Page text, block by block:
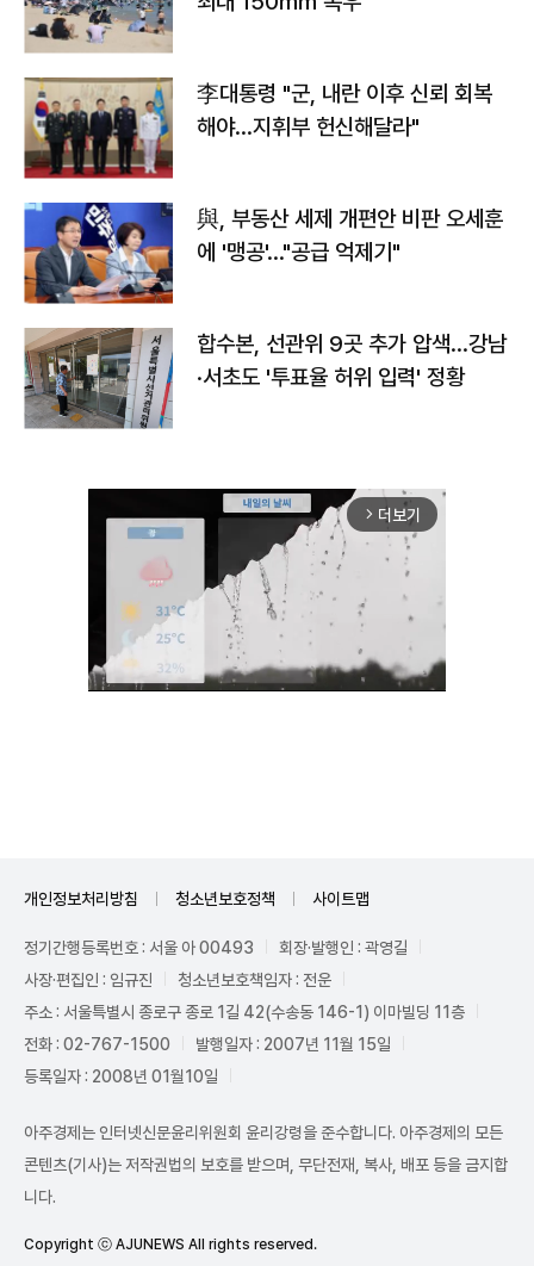
李대통령 "군, 내란 이후 신뢰 회복
해야…지휘부 헌신해달라"
與, 부동산 세제 개편안 비판 오세훈
에 '맹공'…"공급 억제기"
합수본, 선관위 9곳 추가 압색…강남
·서초도 '투표율 허위 입력' 정황
arrow_forward_ios 더보기
개인정보처리방침 청소년보호정책 사이트맵
정기간행등록번호 : 서울 아 00493
회장·발행인 : 곽영길
사장·편집인 : 임규진
청소년보호책임자 : 전운
주소 : 서울특별시 종로구 종로 1길 42(수송동 146-1) 이마빌딩 11층
전화 : 02-767-1500
발행일자 : 2007년 11월 15일
등록일자 : 2008년 01월10일
아주경제는 인터넷신문윤리위원회 윤리강령을 준수합니다. 아주경제의 모든
콘텐츠(기사)는 저작권법의 보호를 받으며, 무단전재, 복사, 배포 등을 금지합
니다.
Copyright ⓒ AJUNEWS All rights reserved.